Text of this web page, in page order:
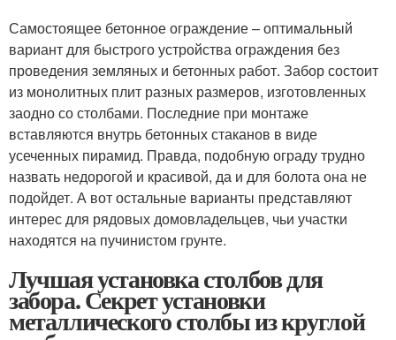
Самостоящее бетонное ограждение – оптимальный
вариант для быстрого устройства ограждения без
проведения земляных и бетонных работ. Забор состоит
из монолитных плит разных размеров, изготовленных
заодно со столбами. Последние при монтаже
вставляются внутрь бетонных стаканов в виде
усеченных пирамид. Правда, подобную ограду трудно
назвать недорогой и красивой, да и для болота она не
подойдет. А вот остальные варианты представляют
интерес для рядовых домовладельцев, чьи участки
находятся на пучинистом грунте.
Лучшая установка столбов для
забора. Секрет установки
металлического столбы из круглой